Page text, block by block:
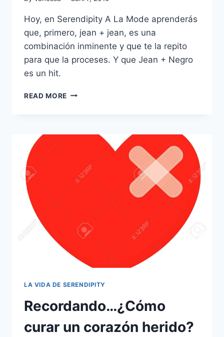
Hoy, en Serendipity A La Mode aprenderás
que, primero, jean + jean, es una
combinación inminente y que te la repito
para que la proceses. Y que Jean + Negro
es un hit.
READ MORE ALGO
Y
USADO
LA VIDA DE SERENDIPITY
Recordando…¿Cómo
curar un corazón herido?